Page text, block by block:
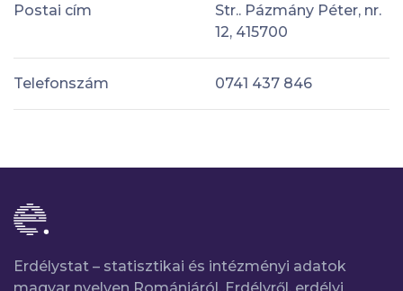
Postai cím
Str.. Pázmány Péter, nr.
12, 415700
Telefonszám 0741 437 846
Erdélystat – statisztikai és intézményi adatok